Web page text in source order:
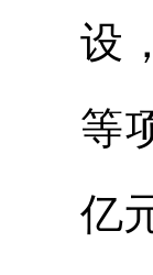
设
等
亿